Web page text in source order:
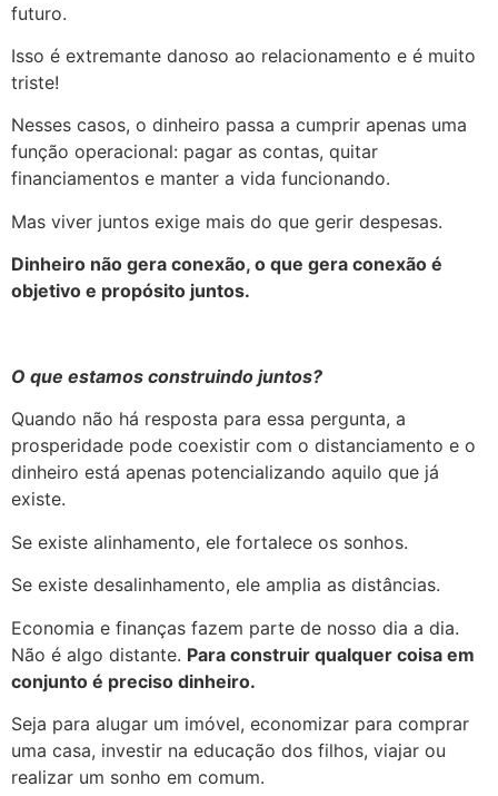
futuro.
Isso é extremante danoso ao relacionamento e é muito
triste!
Nesses casos, o dinheiro passa a cumprir apenas uma
função operacional: pagar as contas, quitar
financiamentos e manter a vida funcionando.
Mas viver juntos exige mais do que gerir despesas.
Dinheiro não gera conexão, o que gera conexão é
objetivo e propósito juntos.
O que estamos construindo juntos?
Quando não há resposta para essa pergunta, a
prosperidade pode coexistir com o distanciamento e o
dinheiro está apenas potencializando aquilo que já
existe.
Se existe alinhamento, ele fortalece os sonhos.
Se existe desalinhamento, ele amplia as distâncias.
Economia e finanças fazem parte de nosso dia a dia.
Não é algo distante. Para construir qualquer coisa em
conjunto é preciso dinheiro.
Seja para alugar um imóvel, economizar para comprar
uma casa, investir na educação dos filhos, viajar ou
realizar um sonho em comum.